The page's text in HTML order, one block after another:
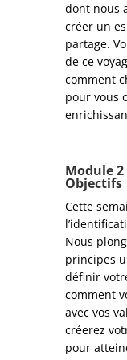
dont nous
créer un
partage.
de ce
comment
pour vous
Module
Objectifs
Cette
Nous
principes
définir
comment
avec vos
créerez
pour